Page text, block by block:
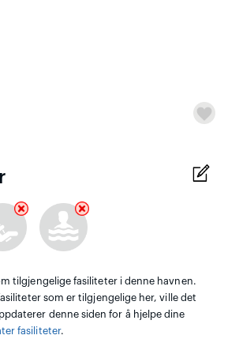
tilgjengelige fasiliteter i denne havnen.
som er tilgjengelige her, ville det
denne siden for å hjelpe dine
fasiliteter.